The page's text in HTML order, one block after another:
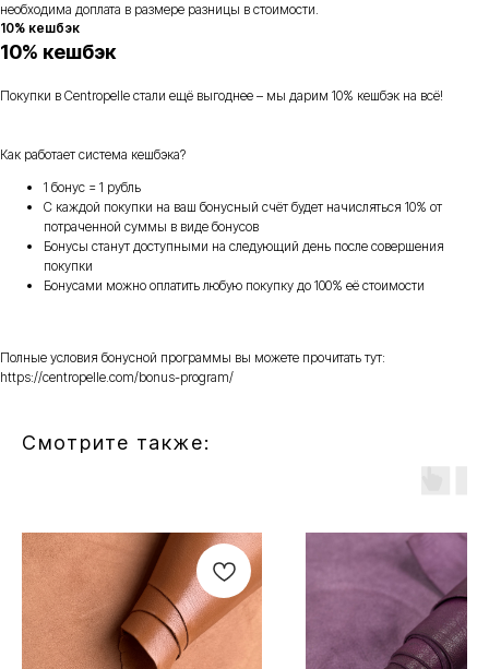
необходима доплата в размере разницы в стоимости.
10% кешбэк
10% кешбэк
Покупки в Centropelle стали ещё выгоднее – мы дарим 10% кешбэк на всё!
Как работает система кешбэка?
1 бонус = 1 рубль
С каждой покупки на ваш бонусный счёт будет начисляться 10% от
потраченной суммы в виде бонусов
Бонусы станут доступными на следующий день после совершения
покупки
Бонусами можно оплатить любую покупку до 100% её стоимости
Полные условия бонусной программы вы можете прочитать тут:
https://centropelle.com/bonus-program/
Смотрите также: